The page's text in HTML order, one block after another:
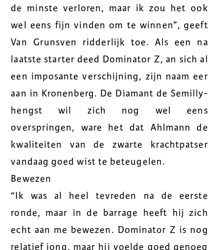
de minste verloren, maar ik zou het ook
wel eens fijn vinden om te winnen”, geeft
Van Grunsven ridderlijk toe. Als een na
laatste starter deed Dominator Z, an sich al
een imposante verschijning, zijn naam eer
aan in Kronenberg. De Diamant de Semilly-
hengst wil zich nog wel eens
overspringen, ware het dat Ahlmann de
kwaliteiten van de zwarte krachtpatser
vandaag goed wist te beteugelen.
Bewezen
“Ik was al heel tevreden na de eerste
ronde, maar in de barrage heeft hij zich
echt aan me bewezen. Dominator Z is nog
relatief jong, maar hij voelde goed genoeg